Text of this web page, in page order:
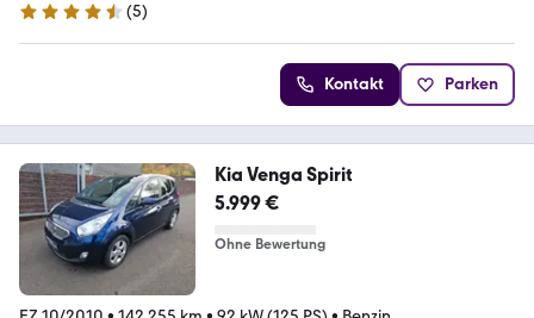
4.7 Sterne
(5)
Kontakt Parken
Kia Venga Spirit
5.999 €
Ohne Bewertung